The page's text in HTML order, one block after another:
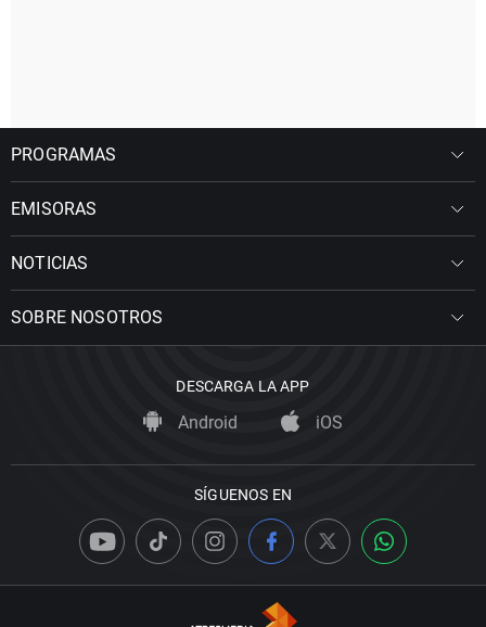
PROGRAMAS
EMISORAS
NOTICIAS
SOBRE NOSOTROS
DESCARGA LA APP
Android iOS
SÍGUENOS EN